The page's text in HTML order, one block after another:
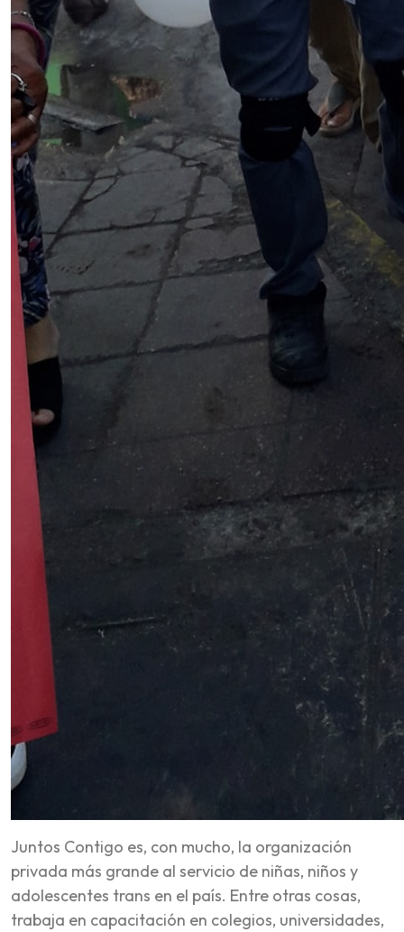
Juntos Contigo es, con mucho, la organización
privada más grande al servicio de niñas, niños y
adolescentes trans en el país. Entre otras cosas,
trabaja en capacitación en colegios, universidades,